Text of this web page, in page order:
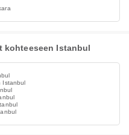
Istanbul
Istanbul